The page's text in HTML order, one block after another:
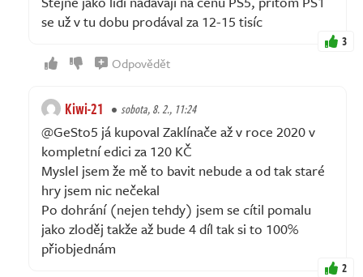
se už v tu dobu prodával za 12-15 tisíc
3
Odpovědět
Kiwi-21 sobota, 8. 2., 11:24
@GeSto5 já kupoval Zaklínače až v roce 2020 v
kompletní edici za 120 KČ
Myslel jsem že mě to bavit nebude a od tak staré
hry jsem nic nečekal
Po dohrání (nejen tehdy) jsem se cítil pomalu
jako zloděj takže až bude 4 díl tak si to 100%
přiobjednám
2